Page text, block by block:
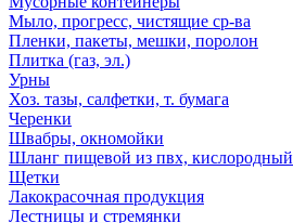
Мыло, прогресс, чистящие ср-ва
Пленки, пакеты, мешки, поролон
Плитка (газ, эл.)
Урны
Хоз. тазы, салфетки, т. бумага
Черенки
Швабры, окномойки
Шланг пищевой из пвх, кислородный
Щетки
Лакокрасочная продукция
Лестницы и стремянки